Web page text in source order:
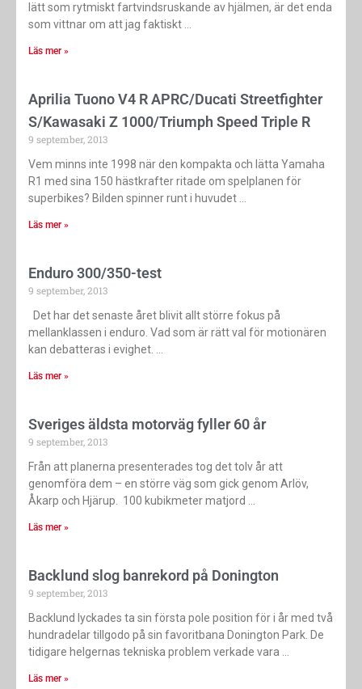
lätt som rytmiskt fartvindsruskande av hjälmen, är det enda
som vittnar om att jag faktiskt
Läs mer »
Aprilia Tuono V4 R APRC/Ducati Streetfighter
S/Kawasaki Z 1000/Triumph Speed Triple R
9 september, 2013
Vem minns inte 1998 när den kompakta och lätta Yamaha
R1 med sina 150 hästkrafter ritade om spelplanen för
superbikes? Bilden spinner runt i ­huvudet
Läs mer »
Enduro 300/350-test
9 september, 2013
Det har det senaste året blivit allt större fokus på
mellanklassen i enduro. Vad som är rätt val för motionären
kan debatteras i evighet.
Läs mer »
Sveriges äldsta motorväg fyller 60 år
9 september, 2013
Från att planerna presenterades tog det tolv år att
genomföra dem – en större väg som gick genom Arlöv,
Åkarp och Hjärup. 100 kubikmeter matjord
Läs mer »
Backlund slog banrekord på Donington
9 september, 2013
Backlund lyckades ta sin första pole position för i år med två
hundradelar tillgodo på sin favoritbana Donington Park. De
tidigare helgernas tekniska problem verkade vara
Läs mer »